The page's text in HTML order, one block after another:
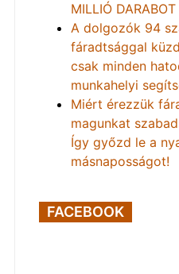
MILLIÓ DARABOT
A dolgozók 94
fáradtsággal
csak minden
munkahelyi
Miért érezzük
magunkat
Így győzd le a
másnaposságot!
FACEBOOK